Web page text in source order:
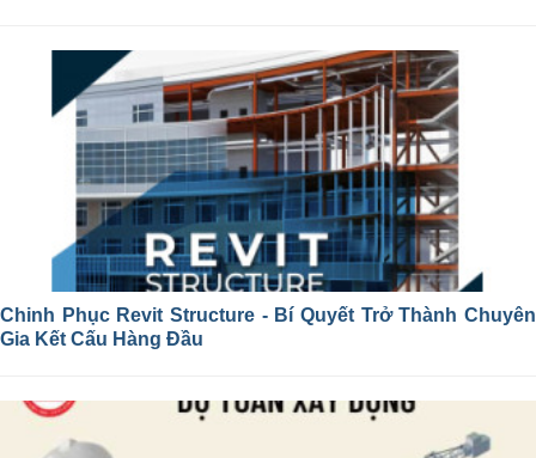
Chinh Phục Revit Structure - Bí Quyết Trở Thành Chuyên
Gia Kết Cấu Hàng Đầu